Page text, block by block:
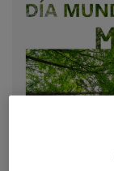
los
últimos
años,
gracias
a